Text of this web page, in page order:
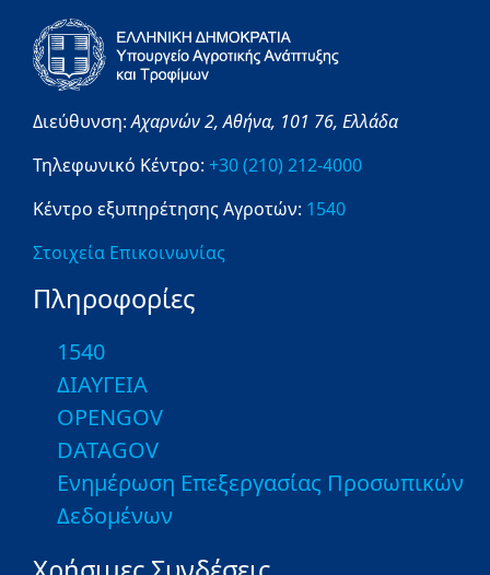
Διεύθυνση:Αχαρνών 2,Αθήνα, 101 76, Ελλάδα
Τηλεφωνικό Κέντρο: +30 (210) 212-4000
Κέντρο εξυπηρέτησης Αγροτών: 1540
Στοιχεία Επικοινωνίας
Πληροφορίες
1540
ΔΙΑΥΓΕΙΑ
OPENGOV
DATAGOV
Ενημέρωση Επεξεργασίας Προσωπικών
Δεδομένων